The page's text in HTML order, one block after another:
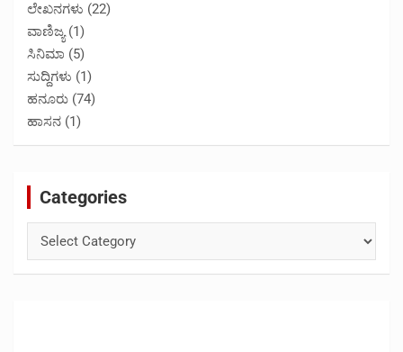
ಲೇಖನಗಳು (22)
ವಾಣಿಜ್ಯ(1)
ಸಿನಿಮಾ (5)
ಸುದ್ದಿಗಳು (1)
ಹನೂರು (74)
ಹಾಸನ (1)
Categories